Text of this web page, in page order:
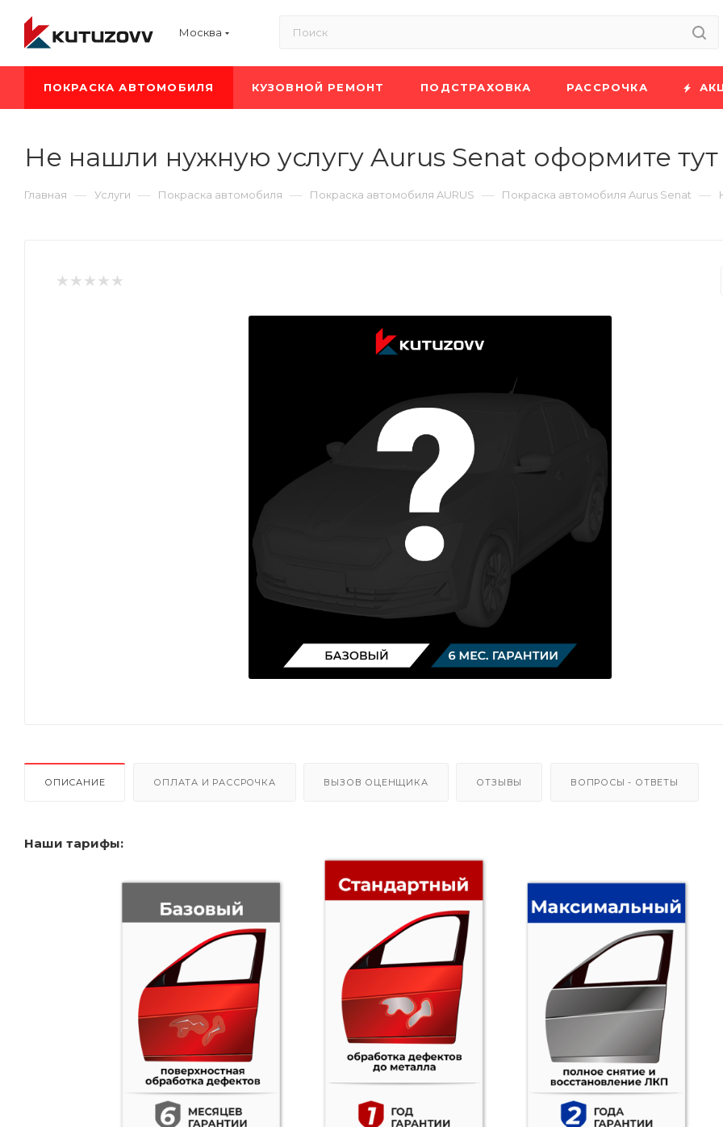
Москва
ПОКРАСКА АВТОМОБИЛЯ КУЗОВНОЙ РЕМОНТ ПОДСТРАХОВКА РАССРОЧКА
Не нашли нужную услугу Aurus Senat оформите тут
Главная — Услуги — Покраска автомобиля — Покраска автомобиля AURUS — Покраска автомобиля Aurus Senat —
ОПИСАНИЕ ОПЛАТА И РАССРОЧКА ВЫЗОВ ОЦЕНЩИКА ОТЗЫВЫ ВОПРОСЫ - ОТВЕТЫ
Наши тарифы: